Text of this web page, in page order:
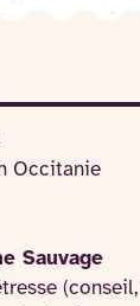
Occitanie
Sauvage